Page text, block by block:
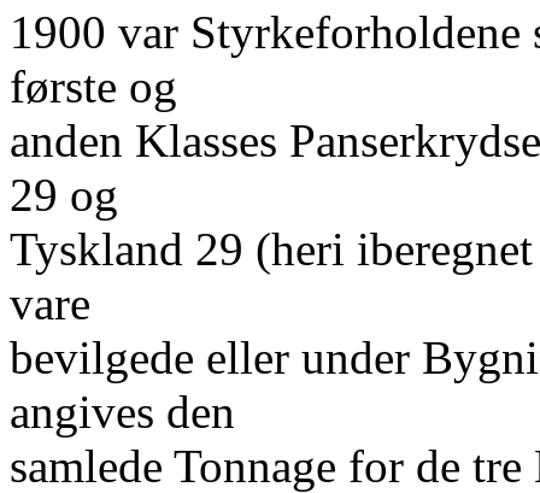
1900 var Styrkeforholdene
første og
anden Klasses
29 og
Tyskland 29 (heri
vare
bevilgede eller under
angives den
samlede Tonnage for de